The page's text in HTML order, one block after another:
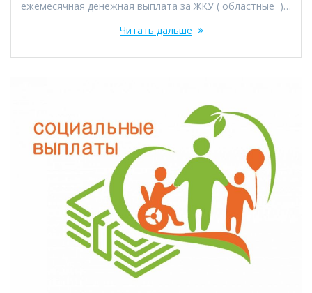
ежемесячная денежная выплата за ЖКУ ( областные )…
Читать дальше